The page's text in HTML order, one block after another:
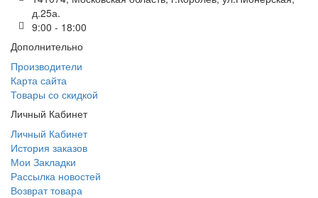
д.25а.
9:00 - 18:00
Дополнительно
Производители
Карта сайта
Товары со скидкой
Личный Кабинет
Личный Кабинет
История заказов
Мои Закладки
Рассылка новостей
Возврат товара